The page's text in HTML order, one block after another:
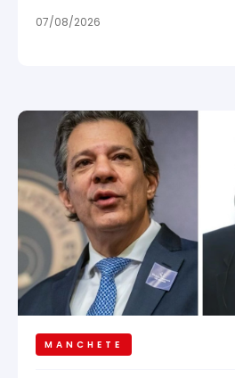
07/08/2026
MANCHETE